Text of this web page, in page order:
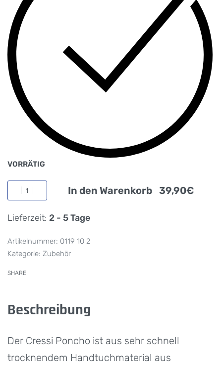
VORRÄTIG
In den Warenkorb
Lieferzeit: 2 - 5 Tage
0119 10 2
Kategorie: Zubehör
SHARE
Beschreibung
Der Cressi Poncho ist aus sehr schnell
trocknendem Handtuchmaterial aus